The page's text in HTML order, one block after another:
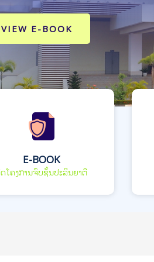
VIEW E-BOOK
E-BOOK
ໂຄງການຈົບຊັ້ນປະລິນຍາຕີ